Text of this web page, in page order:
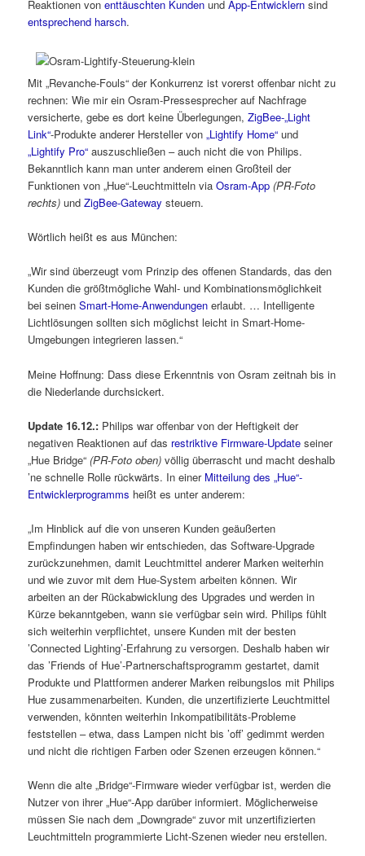
Reaktionen vonenttäuschten Kunden undApp-Entwicklern sind
entsprechend harsch.
Mit „Revanche-Fouls“ der Konkurrenz ist vorerst offenbar nicht zu
rechnen: Wie mir ein Osram-Pressesprecher auf Nachfrage
versicherte, gebe es dort keine Überlegungen,ZigBee-„Light
Link“-Produkte anderer Hersteller von„Lightify Home“ und
„Lightify Pro“ auszuschließen – auch nicht die von Philips.
Bekanntlich kann man unter anderem einen Großteil der
Funktionen von „Hue“-Leuchtmitteln viaOsram-App (PR-Foto
rechts) undZigBee-Gateway steuern.
Wörtlich heißt es aus München:
„Wir sind überzeugt vom Prinzip des offenen Standards, das den
Kunden die größtmögliche Wahl- und Kombinationsmöglichkeit
bei seinenSmart-Home-Anwendungen erlaubt. … Intelligente
Lichtlösungen sollten sich möglichst leicht in Smart-Home-
Umgebungen integrieren lassen.“
Meine Hoffnung: Dass diese Erkenntnis von Osram zeitnah bis in
die Niederlande durchsickert.
Update 16.12.: Philips war offenbar von der Heftigkeit der
negativen Reaktionen auf das restriktive Firmware-Update seiner
„Hue Bridge“(PR-Foto oben) völlig überrascht und macht deshalb
’ne schnelle Rolle rückwärts. In einer Mitteilung des „Hue“-
Entwicklerprogramms heißt es unter anderem:
„Im Hinblick auf die von unseren Kunden geäußerten
Empfindungen haben wir entschieden, das Software-Upgrade
zurückzunehmen, damit Leuchtmittel anderer Marken weiterhin
und wie zuvor mit dem Hue-System arbeiten können. Wir
arbeiten an der Rückabwicklung des Upgrades und werden in
Kürze bekanntgeben, wann sie verfügbar sein wird. Philips fühlt
sich weiterhin verpflichtet, unsere Kunden mit der besten
’Connected Lighting’-Erfahrung zu versorgen. Deshalb haben wir
das ’Friends of Hue’-Partnerschaftsprogramm gestartet, damit
Produkte und Plattformen anderer Marken reibungslos mit Philips
Hue zusammenarbeiten. Kunden, die unzertifizierte Leuchtmittel
verwenden, könnten weiterhin Inkompatibilitäts-Probleme
feststellen – etwa, dass Lampen nicht bis ’off’ gedimmt werden
und nicht die richtigen Farben oder Szenen erzeugen können.“
Wenn die alte „Bridge“-Firmware wieder verfügbar ist, werden die
Nutzer von ihrer „Hue“-App darüber informiert. Möglicherweise
müssen Sie nach dem „Downgrade“ zuvor mit unzertifizierten
Leuchtmitteln programmierte Licht-Szenen wieder neu erstellen.